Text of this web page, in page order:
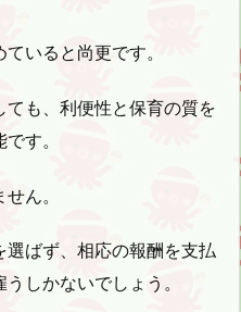
いると尚更です。
も、利便性と保育の質を
す。
ん。
ばず、相応の報酬を支払
しかないでしょう。